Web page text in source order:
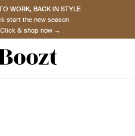
WORK, BACK IN STYLE
start the new season
Click & shop now →